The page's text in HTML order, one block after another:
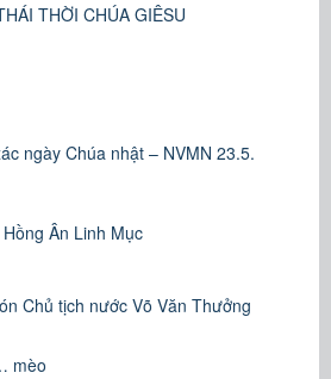
THỜI CHÚA GIÊSU
ngày Chúa nhật – NVMN 23.5.
Ân Linh Mục
Chủ tịch nước Võ Văn Thưởng
mèo